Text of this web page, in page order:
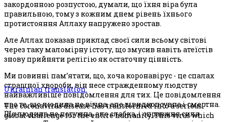
закордонною розпустою, думали, що їхня віра була
правильною, тому з кожним днем рівень їхнього
протистояння Аллаху напружено зростав.
Але Аллах показав приклад своєї сили всьому світові
через таку маломірну істоту, що змусив навіть атеїстів
знову прийняти релігію як остаточну цінність.
Ми повинні пам’ятати, що, хоча коронавірус - це спалах
страшної хвороби, він несе стражденному людству
найважливіше повідомлення для тих. Це повідомлення
про те, що людина не вічна, але швидкопсувна і смертна.
Що людина не потужна, але слабка, і справжня сила
Ukrainian translation:
The coronavirus disease has transformed into a serious
global challenge for the entire humanity. This virus which